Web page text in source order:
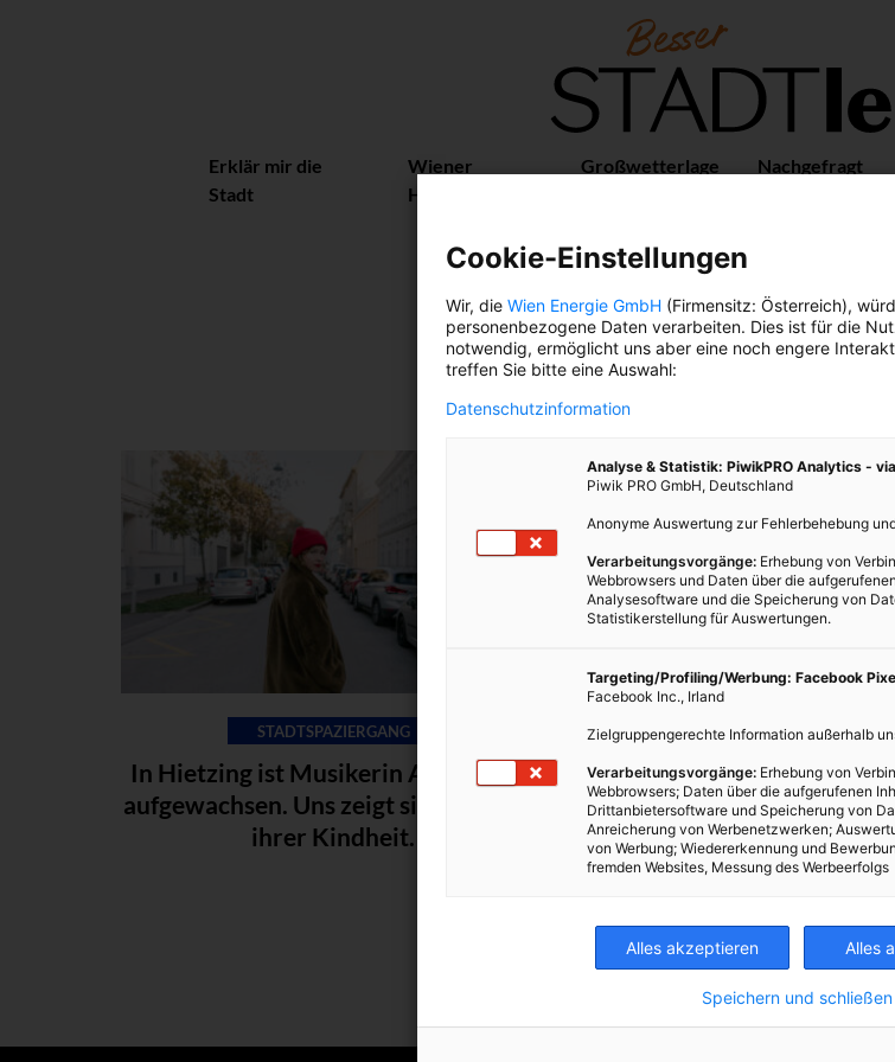
Erklär mir die
Stadt
Wiener
Herzerl
Großwetterlage Nachgefragt
STADTSPAZIERGANG
In Hietzing ist Musikerin Anna Mabo
aufgewachsen. Uns zeigt sie die Plätze
ihrer Kindheit.
Cookie-Einstellungen
Wir, die Wien Energie GmbH (Firmensitz: Österreich),
personenbezogene Daten verarbeiten. Dies ist für die
notwendig, ermöglicht uns aber eine noch engere
treffen Sie bitte eine Auswahl:
Datenschutzinformation
Analyse & Statistik: PiwikPRO Analytics -
Piwik PRO GmbH, Deutschland
Anonyme Auswertung zur Fehlerbehebung
Verarbeitungsvorgänge: Erhebung von
Webbrowsers und Daten über die
Analysesoftware und die Speicherung von
Statistikerstellung für Auswertungen.
Targeting/Profiling/Werbung: Facebook
Facebook Inc., Irland
Zielgruppengerechte Information außerhalb
Verarbeitungsvorgänge: Erhebung von
Webbrowsers; Daten über die aufgerufenen
Drittanbietersoftware und Speicherung von
Anreicherung von Werbenetzwerken;
von Werbung; Wiedererkennung und
fremden Websites, Messung des Werbeerfolgs
Alles akzeptieren Alles
Speichern und schließen